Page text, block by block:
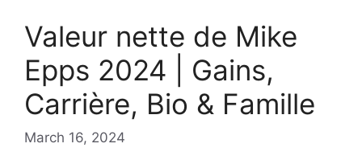
Valeur nette de Mike
Epps 2024 | Gains,
Carrière, Bio & Famille
March 16, 2024